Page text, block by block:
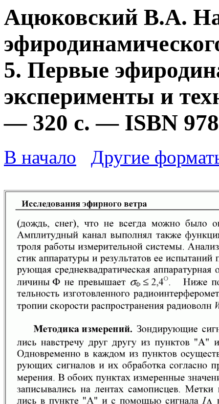
Ацюковский В.А.
5. Первые
эксперименты и
— 320 с. — ISBN
В начало Другие